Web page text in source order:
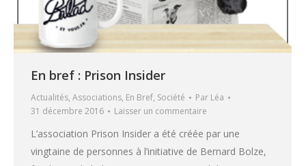
En bref : Prison Insider
Actualités, Associations, En Bref, Société Par Léa
31 décembre 2016
Laisser un commentaire
L’association Prison Insider a été créée par une
vingtaine de personnes à l’initiative de Bernard Bolze,